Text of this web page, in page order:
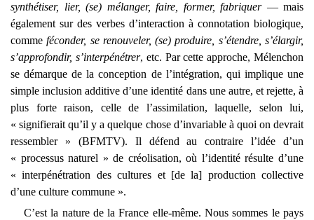
synthétiser, lier, (se) mélanger, faire, former, fabriquer— mais
également sur des verbes d’interaction à connotation biologique,
commeféconder, se renouveler, (se) produire, s’étendre, s’élargir,
s’approfondir, s’interpénétrer, etc. Par cette approche, Mélenchon
se démarque de la conception de l’intégration, qui implique une
simple inclusion additive d’une identité dans une autre, et rejette, à
plus forte raison, celle de l’assimilation, laquelle, selon lui,
« signifierait qu’il y a quelque chose d’invariable à quoi on devrait
ressembler » (BFMTV). Il défend au contraire l’idée d’un
« processus naturel » de créolisation, où l’identité résulte d’une
« interpénétration des cultures et [de la] production collective
d’une culture commune ».
C’est la nature de la France elle-même. Nous sommes le pays